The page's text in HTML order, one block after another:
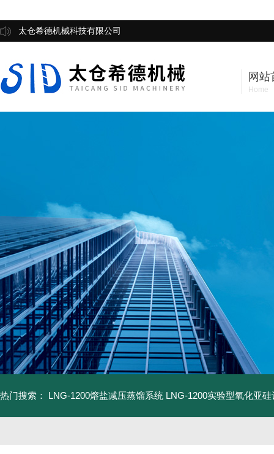
太仓希德机械科技有限公司
网站
Home
热门搜索： LNG-1200熔盐减压蒸馏系统 LNG-1200实验型氧化亚硅